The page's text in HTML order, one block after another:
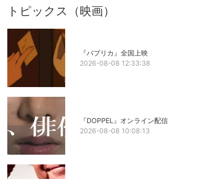
トピックス（映画）
『パプリカ』全国上映
2026-08-08 12:33:38
『DOPPEL』オンライン配信
2026-08-08 10:08:13